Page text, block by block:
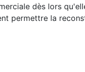
dès lors
permettre la